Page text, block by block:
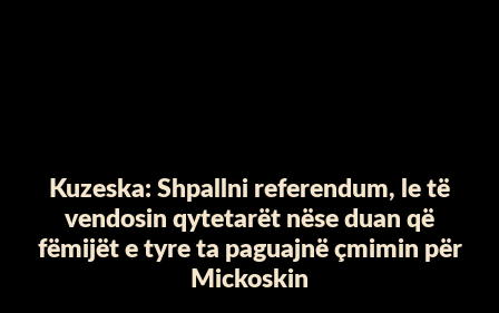
Kuzeska: Shpallni referendum, le të
vendosin qytetarët nëse duan që
fëmijët e tyre ta paguajnë çmimin për
Mickoskin